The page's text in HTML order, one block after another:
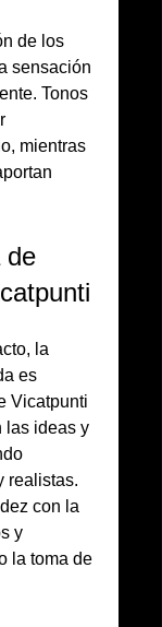
de los
sensación
Tonos
mientras
de
la
es
Vicatpunti
las ideas y
realistas.
con la
y
la toma de